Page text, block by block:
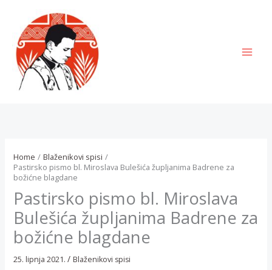
content
Home
Blaženikovi spisi
Pastirsko pismo bl. Miroslava Bulešića župljanima Badrene za
božićne blagdane
Pastirsko pismo bl. Miroslava
Bulešića župljanima Badrene za
božićne blagdane
25. lipnja 2021./ Blaženikovi spisi